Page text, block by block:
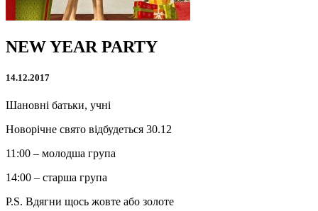
NEW YEAR PARTY
14.12.2017
Шановні батьки, учні
Новорічне свято відбудеться 30.12
11:00 – молодша група
14:00 – старша група
P.S. Вдягни щось жовте або золоте